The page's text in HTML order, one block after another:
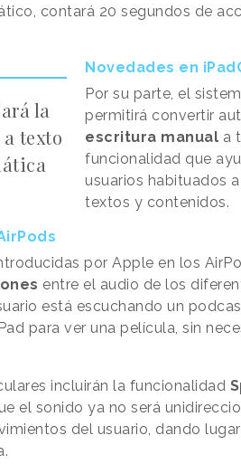
contará 20 segundos de
la
texto
Novedades en
Por su parte, el
permitirá convertir
escritura manual a
funcionalidad que
usuarios habituados
textos y contenidos.
por Apple en los
entre el audio de los
está escuchando un
para ver una película, sin
incluirán la funcionalidad
el sonido ya no será
del usuario, dando